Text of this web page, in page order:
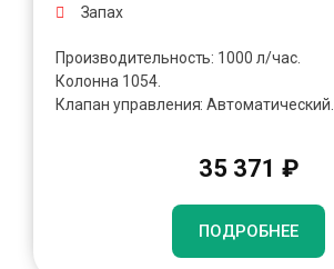
Запах
Производительность: 1000 л/час.
Колонна 1054.
Клапан управления: Автоматический.
35 371 ₽
ПОДРОБНЕЕ